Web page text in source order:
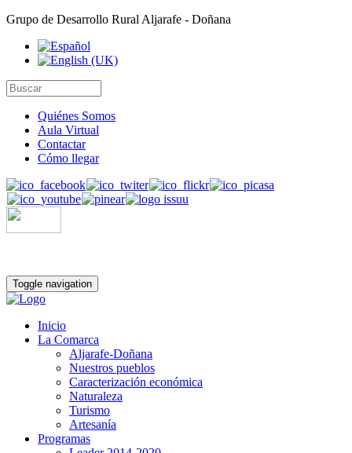
Grupo de Desarrollo Rural Aljarafe - Doñana
Quiénes Somos
Aula Virtual
Contactar
Cómo llegar
Toggle navigation
Inicio
La Comarca
Aljarafe-Doñana
Nuestros pueblos
Caracterización económica
Naturaleza
Turismo
Artesanía
Programas